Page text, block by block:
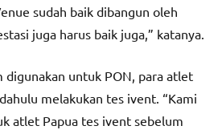
sudah baik dibangun oleh
juga harus baik juga,” katanya.
digunakan untuk PON, para atlet
melakukan tes ivent. “Kami
atlet Papua tes ivent sebelum